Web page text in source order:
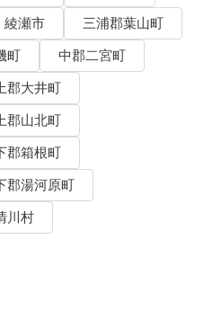
綾瀬市
三浦郡葉山町
町
中郡二宮町
郡大井町
郡山北町
郡箱根町
郡湯河原町
川村